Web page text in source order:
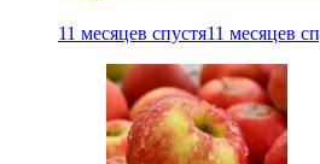
11 месяцев спустя11 месяцев